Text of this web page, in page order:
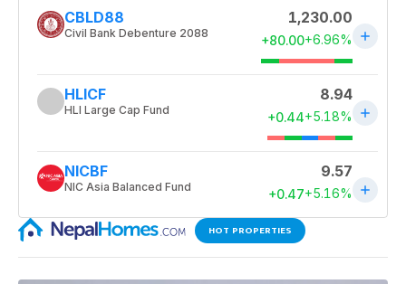
HOT PROPERTIES